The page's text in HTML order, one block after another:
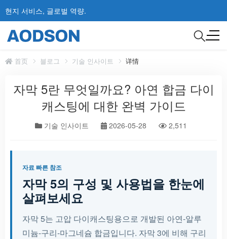
현지 서비스, 글로벌 역량.
首页 블로그 기술 인사이트 详情
자막 5란 무엇일까요? 아연 합금 다이
캐스팅에 대한 완벽 가이드
기술 인사이트 2026-05-28 2,511
자료 빠른 참조
자막 5의 구성 및 사용법을 한눈에
살펴보세요
자막 5는 고압 다이캐스팅용으로 개발된 아연-알루
미늄-구리-마그네슘 합금입니다. 자막 3에 비해 구리